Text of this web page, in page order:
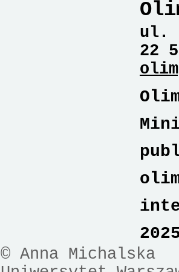
ul.
22
© Anna Michalska